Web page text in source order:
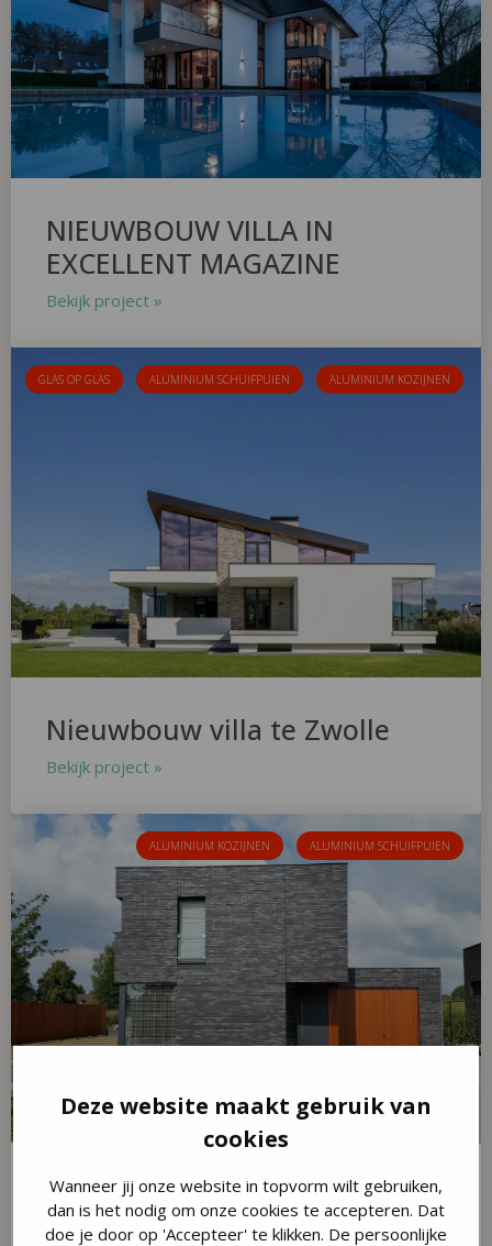
Deze website maakt gebruik van
cookies
Wanneer jij onze website in topvorm wilt gebruiken,
dan is het nodig om onze cookies te accepteren. Dat
doe je door op 'Accepteer' te klikken. De persoonlijke
NIEUWBOUW VILLA IN
EXCELLENT MAGAZINE
Bekijk project »
GLAS OP GLAS ALUMINIUM SCHUIFPUIEN ALUMINIUM KOZIJNEN
Nieuwbouw villa te Zwolle
Bekijk project »
ALUMINIUM KOZIJNEN ALUMINIUM SCHUIFPUIEN
Woonhuis Vlierden
Bekijk project »